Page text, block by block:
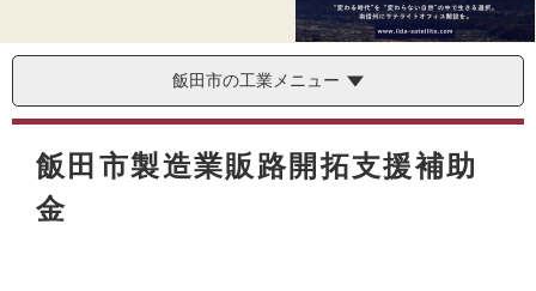
へ
飯田市の工業メニュー
本
飯田市製造業販路開拓支援補助
金